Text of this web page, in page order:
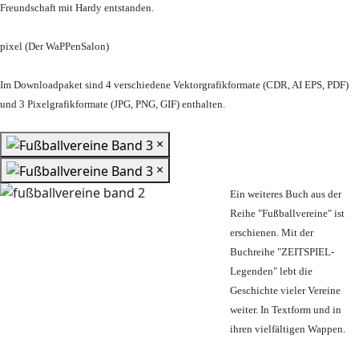
Freundschaft mit Hardy entstanden.
pixel (Der WaPPenSalon)
Im Downloadpaket sind 4 verschiedene Vektorgrafikformate (CDR, AI EPS, PDF)
und 3 Pixelgrafikformate (JPG, PNG, GIF) enthalten.
×
×
Ein weiteres Buch aus der
Reihe "Fußballvereine" ist
erschienen. Mit der
Buchreihe "ZEITSPIEL-
Legenden" lebt die
Geschichte vieler Vereine
weiter. In Textform und in
ihren vielfältigen Wappen.